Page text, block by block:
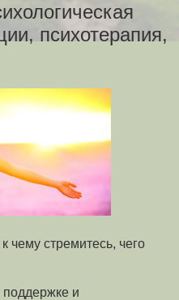
психотерапия,
чему стремитесь, чего
поддержке и